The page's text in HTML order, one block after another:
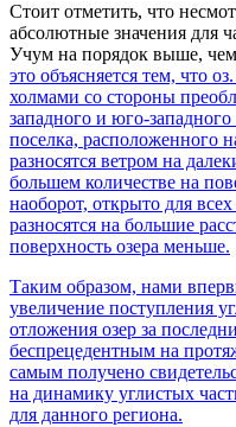
Стоит отметить, что
абсолютные значения для
Учум на порядок выше,
это объясняется тем, что
холмами со стороны
западного и юго-
поселка, расположенного
разносятся ветром на
большем количестве на
наоборот, открыто для
разносятся на большие
поверхность озера меньше.
Таким образом, нами
увеличение поступления
отложения озер за
беспрецедентным на
самым получено
на динамику углистых
для данного региона.